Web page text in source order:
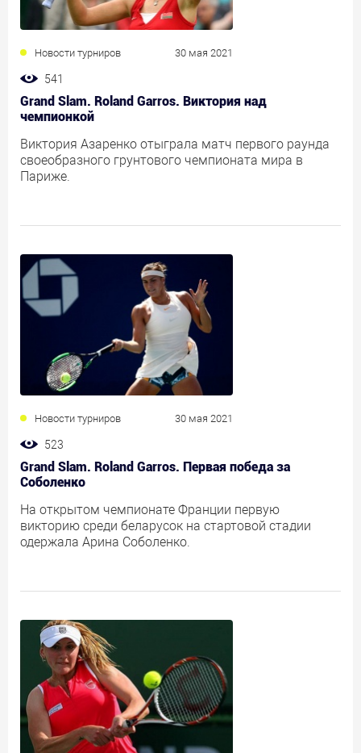
Новости турниров 30 мая 2021
541
Grand Slam. Roland Garros. Виктория над
чемпионкой
Виктория Азаренко отыграла матч первого раунда
своеобразного грунтового чемпионата мира в
Париже.
Новости турниров 30 мая 2021
523
Grand Slam. Roland Garros. Первая победа за
Соболенко
На открытом чемпионате Франции первую
викторию среди беларусок на стартовой стадии
одержала Арина Соболенко.